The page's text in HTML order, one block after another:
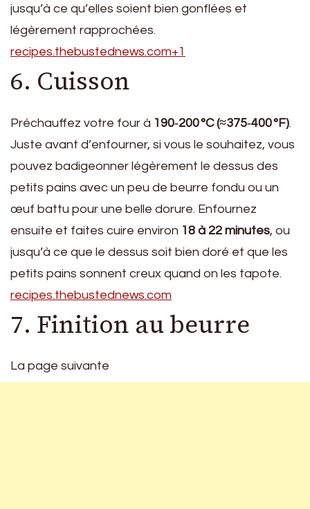
jusqu’à ce qu’elles soient bien gonflées et
légèrement rapprochées.
recipes.thebustednews.com+1
6. Cuisson
Préchauffez votre four à 190‑200 °C (≈375‑400 °F).
Juste avant d’enfourner, si vous le souhaitez, vous
pouvez badigeonner légèrement le dessus des
petits pains avec un peu de beurre fondu ou un
œuf battu pour une belle dorure. Enfournez
ensuite et faites cuire environ 18 à 22 minutes, ou
jusqu’à ce que le dessus soit bien doré et que les
petits pains sonnent creux quand on les tapote.
recipes.thebustednews.com
7. Finition au beurre
La page suivante